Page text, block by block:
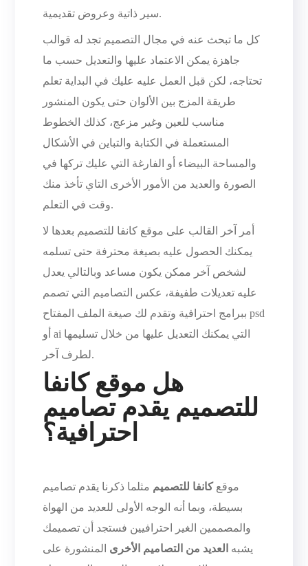
سير ذاتية وعروض تقديمية.
كل ما تبحث عنه في مجال التصميم تجد له قوالب
جاهزة يمكن الاعتماد عليها والتعديل حسب ما
تحتاجه، لكن قبل العمل عليه عليك في البداية تعلم
طريقة المزج بين الألوان حتى يكون المنشور
مناسب للعين وغير مزعج، كذلك الخطوط
المستعملة في الكتابة والتباين في الأشكال
والمساحة البيضاء أو الفارغة التي عليك تركها في
الصورة والعديد من الأمور الأخرى التاي تأخذ منك
وقت في التعلم.
أمر آخر القالب على موقع كانفا للتصميم بعدها لا
يمكنك الحصول عليه بصيغة محترفة حتى تسلمه
لشخص آخر ممكن يكون مساعد وبالتالي يعدل
عليه تعديلات طفيفة، عكس التصاميم التي تصمم
ببرامج احترافية وتقدم لك صيغة الملف المفتاح psd
أو ai التي يمكنك التعديل عليها من خلال تسليمها
لطرف آخر.
هل موقع كانفا
للتصميم يقدم تصاميم
احترافية؟
موقعكانفا للتصميم مثلما ذكرنا يقدم تصاميم
بسيطة، وبما أنه الوجه الأولى للعديد من الهواة
والمصممين الغير احترافيين فستجد أن تصميمك
يشبه العديد من التصاميم الأخرى المنشورة على